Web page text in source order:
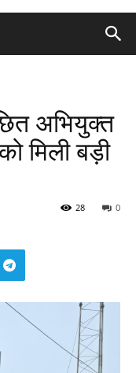
अभियुक्त
मिली बड़ी
0
28